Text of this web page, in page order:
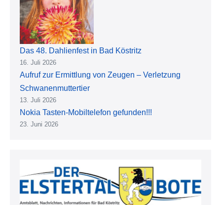
Das 48. Dahlienfest in Bad Köstritz
16. Juli 2026
Aufruf zur Ermittlung von Zeugen – Verletzung
Schwanenmuttertier
13. Juli 2026
Nokia Tasten-Mobiltelefon gefunden!!!
23. Juni 2026